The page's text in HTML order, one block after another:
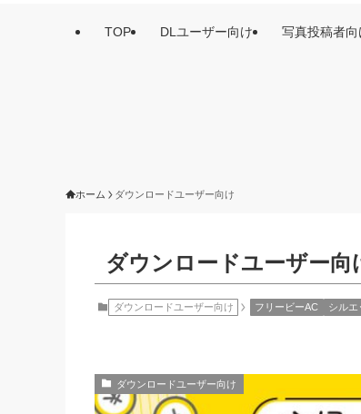
TOP DLユーザー向け 写真投稿者向
ホーム ダウンロードユーザー向け
ダウンロードユーザー向
ダウンロードユーザー向け フリービーAC シルエ
ダウンロードユーザー向け